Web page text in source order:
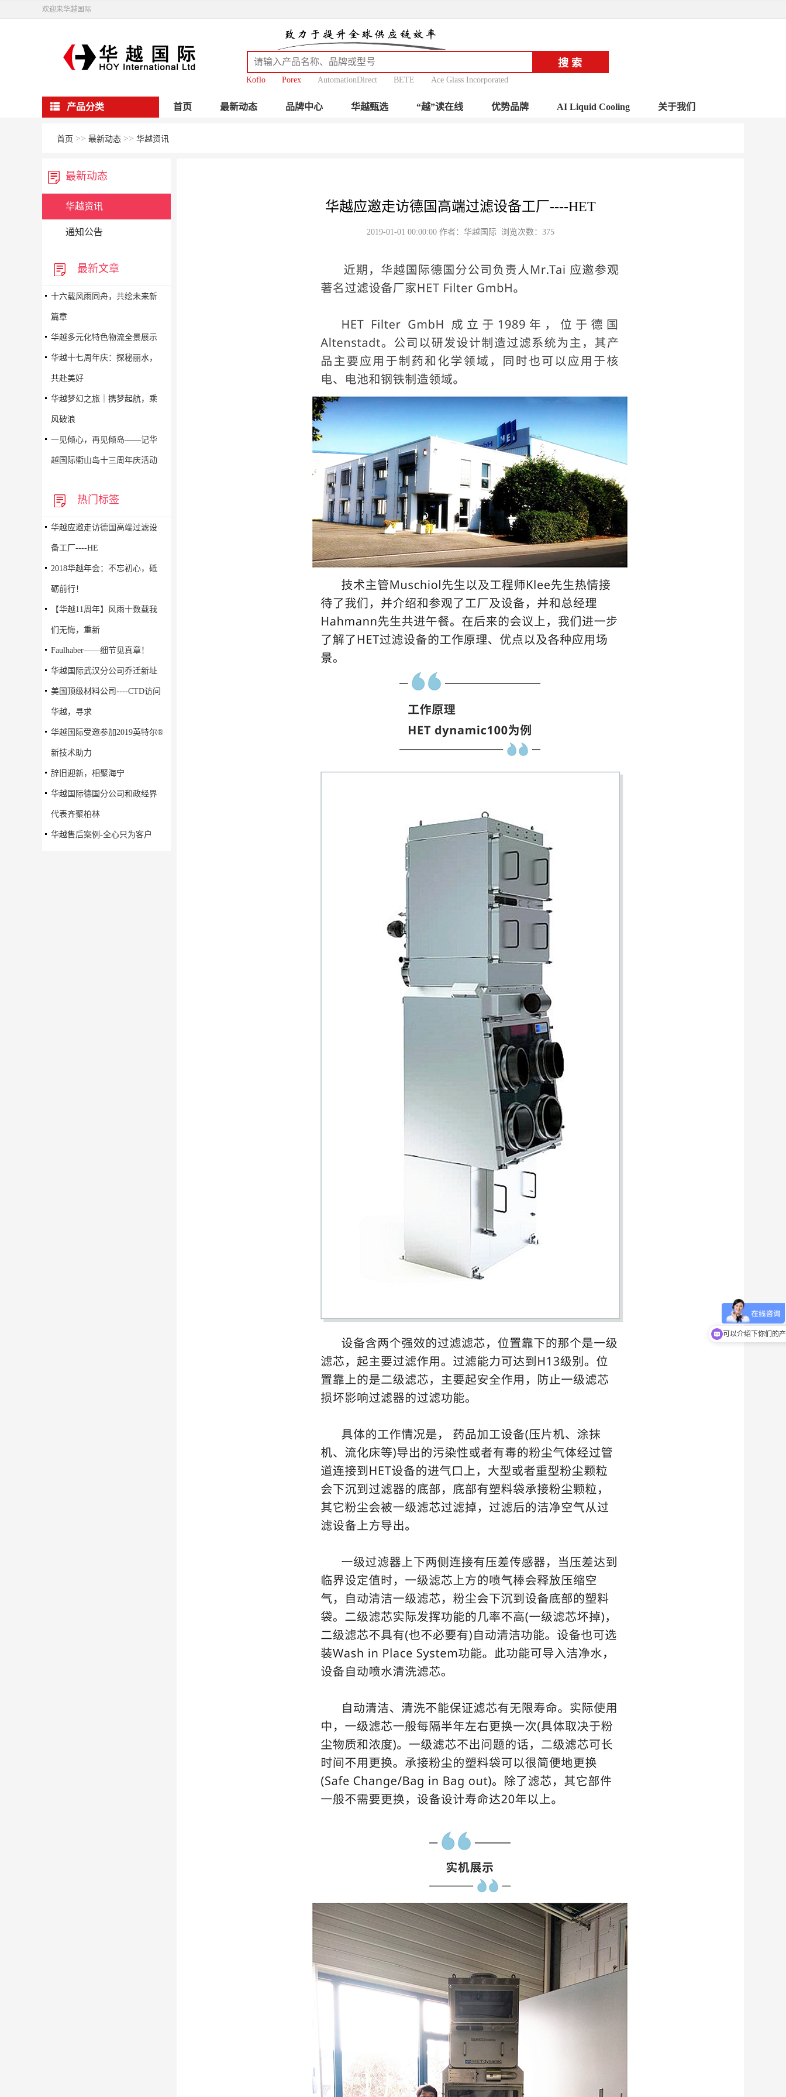
欢迎来华越国际
Koflo Porex AutomationDirect BETE Ace Glass Incorporated
首页 最新动态 品牌中心 华越甄选 “越”读在线 优势品牌 AI Liquid Cooling 关于我们
产品分类
首页 >> 最新动态 >> 华越资讯
最新动态
华越资讯
通知公告
最新文章
十六载风雨同舟，共绘未来新
篇章
华越多元化特色物流全景展示
华越十七周年庆：探秘丽水，
共赴美好
华越梦幻之旅｜携梦起航，乘
风破浪
一见倾心，再见倾岛——记华
越国际衢山岛十三周年庆活动
热门标签
华越应邀走访德国高端过滤设
备工厂----HE
2018华越年会：不忘初心，砥
砺前行！
【华越11周年】风雨十数载我
们无悔，重新
Faulhaber——细节见真章！
华越国际武汉分公司乔迁新址
美国顶级材料公司----CTD访问
华越，寻求
华越国际受邀参加2019英特尔®
新技术助力
辞旧迎新，相聚海宁
华越国际德国分公司和政经界
代表齐聚柏林
华越售后案例-全心只为客户
华越应邀走访德国高端过滤设备工厂----HET
2019-01-01 00:00:00 作者：华越国际 浏览次数： 375
可以介绍下你们的
你们是怎么收费的呢